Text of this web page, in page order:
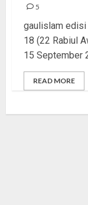
5
gaulislam
18 (22 Rabiul
15 September
READ MORE